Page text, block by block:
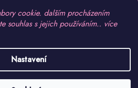
cookie. dalším procházením
souhlas s jejich používáním.. více
Nastavení
Připravil Shoptetnamiru.cz